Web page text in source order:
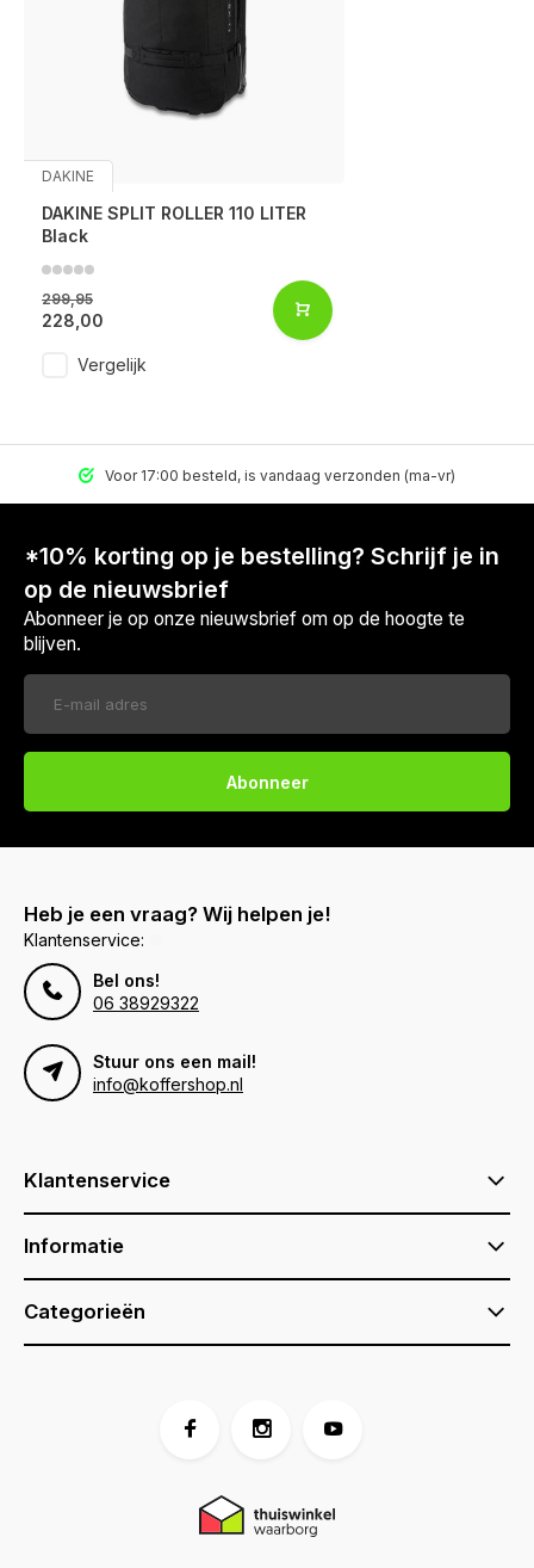
DAKINE
DAKINE SPLIT ROLLER 110 LITER
Black
299,95
228,00
Vergelijk
Voor 17:00 besteld, is vandaag verzonden (ma-vr)
*10% korting op je bestelling? Schrijf je in
op de nieuwsbrief
Abonneer je op onze nieuwsbrief om op de hoogte te
blijven.
Abonneer
Heb je een vraag? Wij helpen je!
Klantenservice:
Bel ons!
06 38929322
Stuur ons een mail!
info@koffershop.nl
Klantenservice
Informatie
Categorieën